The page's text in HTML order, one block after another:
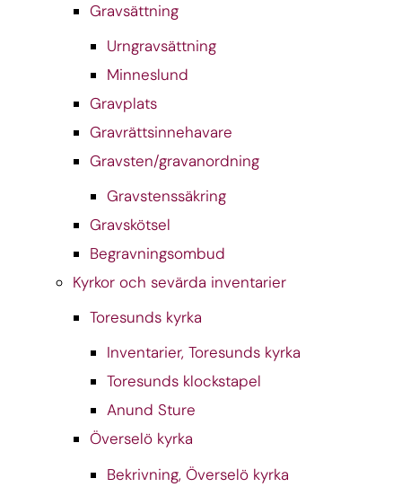
Gravsättning
Urngravsättning
Minneslund
Gravplats
Gravrättsinnehavare
Gravsten/gravanordning
Gravstenssäkring
Gravskötsel
Begravningsombud
Kyrkor och sevärda inventarier
Toresunds kyrka
Inventarier, Toresunds kyrka
Toresunds klockstapel
Anund Sture
Överselö kyrka
Bekrivning, Överselö kyrka